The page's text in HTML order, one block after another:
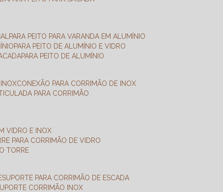
PARA PEITO PARA VARANDA EM ALUMÍNIO
PARA PEITO DE ALUMÍNIO E VIDRO
PARA PEITO DE ALUMÍNIO
CONEXÃO PARA CORRIMÃO DE INOX
PARA CORRIMÃO
VIDRO E INOX
PARA CORRIMÃO DE VIDRO
TORRE
SUPORTE PARA CORRIMÃO DE ESCADA
SUPORTE CORRIMÃO INOX